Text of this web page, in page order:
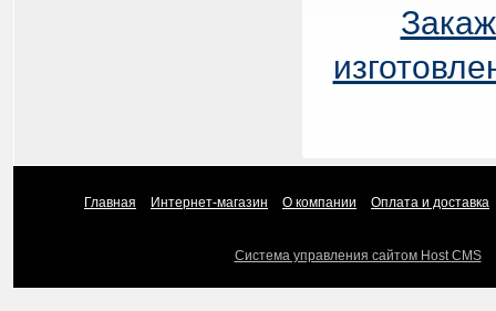
Главная Интернет-магазин О компании Оплата и доставка
Система управления сайтом Host CMS